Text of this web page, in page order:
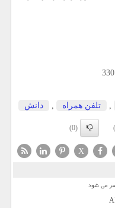
, تلفن همراه , دانش
(0)
X
می شود